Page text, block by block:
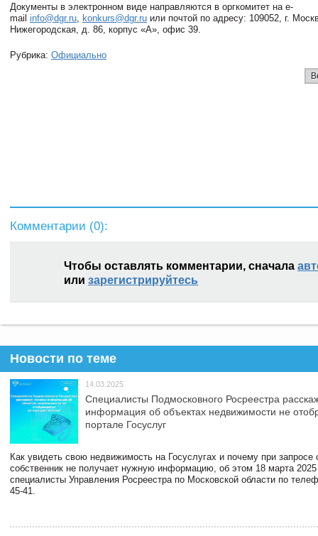
Документы в электронном виде направляются в оргкомитет на e-
mail info@dgr.ru konkurs@dgr.ru или почтой по адресу: 109052, г.
Нижегородская, д. 86, корпус «А», офис 39.
Рубрика: Официально
Комментарии (0):
Чтобы оставлять комментарии, сначала
или зарегистрируйтесь
Новости по теме
14.03.2025
Специалисты Подмосковного Росреестра
информация об объектах недвижимости не
портале Госуслуг
Как увидеть свою недвижимость на Госуслугах и почему при запросе
собственник не получает нужную информацию, об этом 18 марта 2025
специалисты Управления Росреестра по Московской области по
45-41.